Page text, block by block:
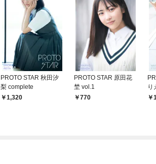
PROTO STAR 秋田汐
梨 complete
1,320
PROTO STAR 原田花
埜 vol.1
770
り